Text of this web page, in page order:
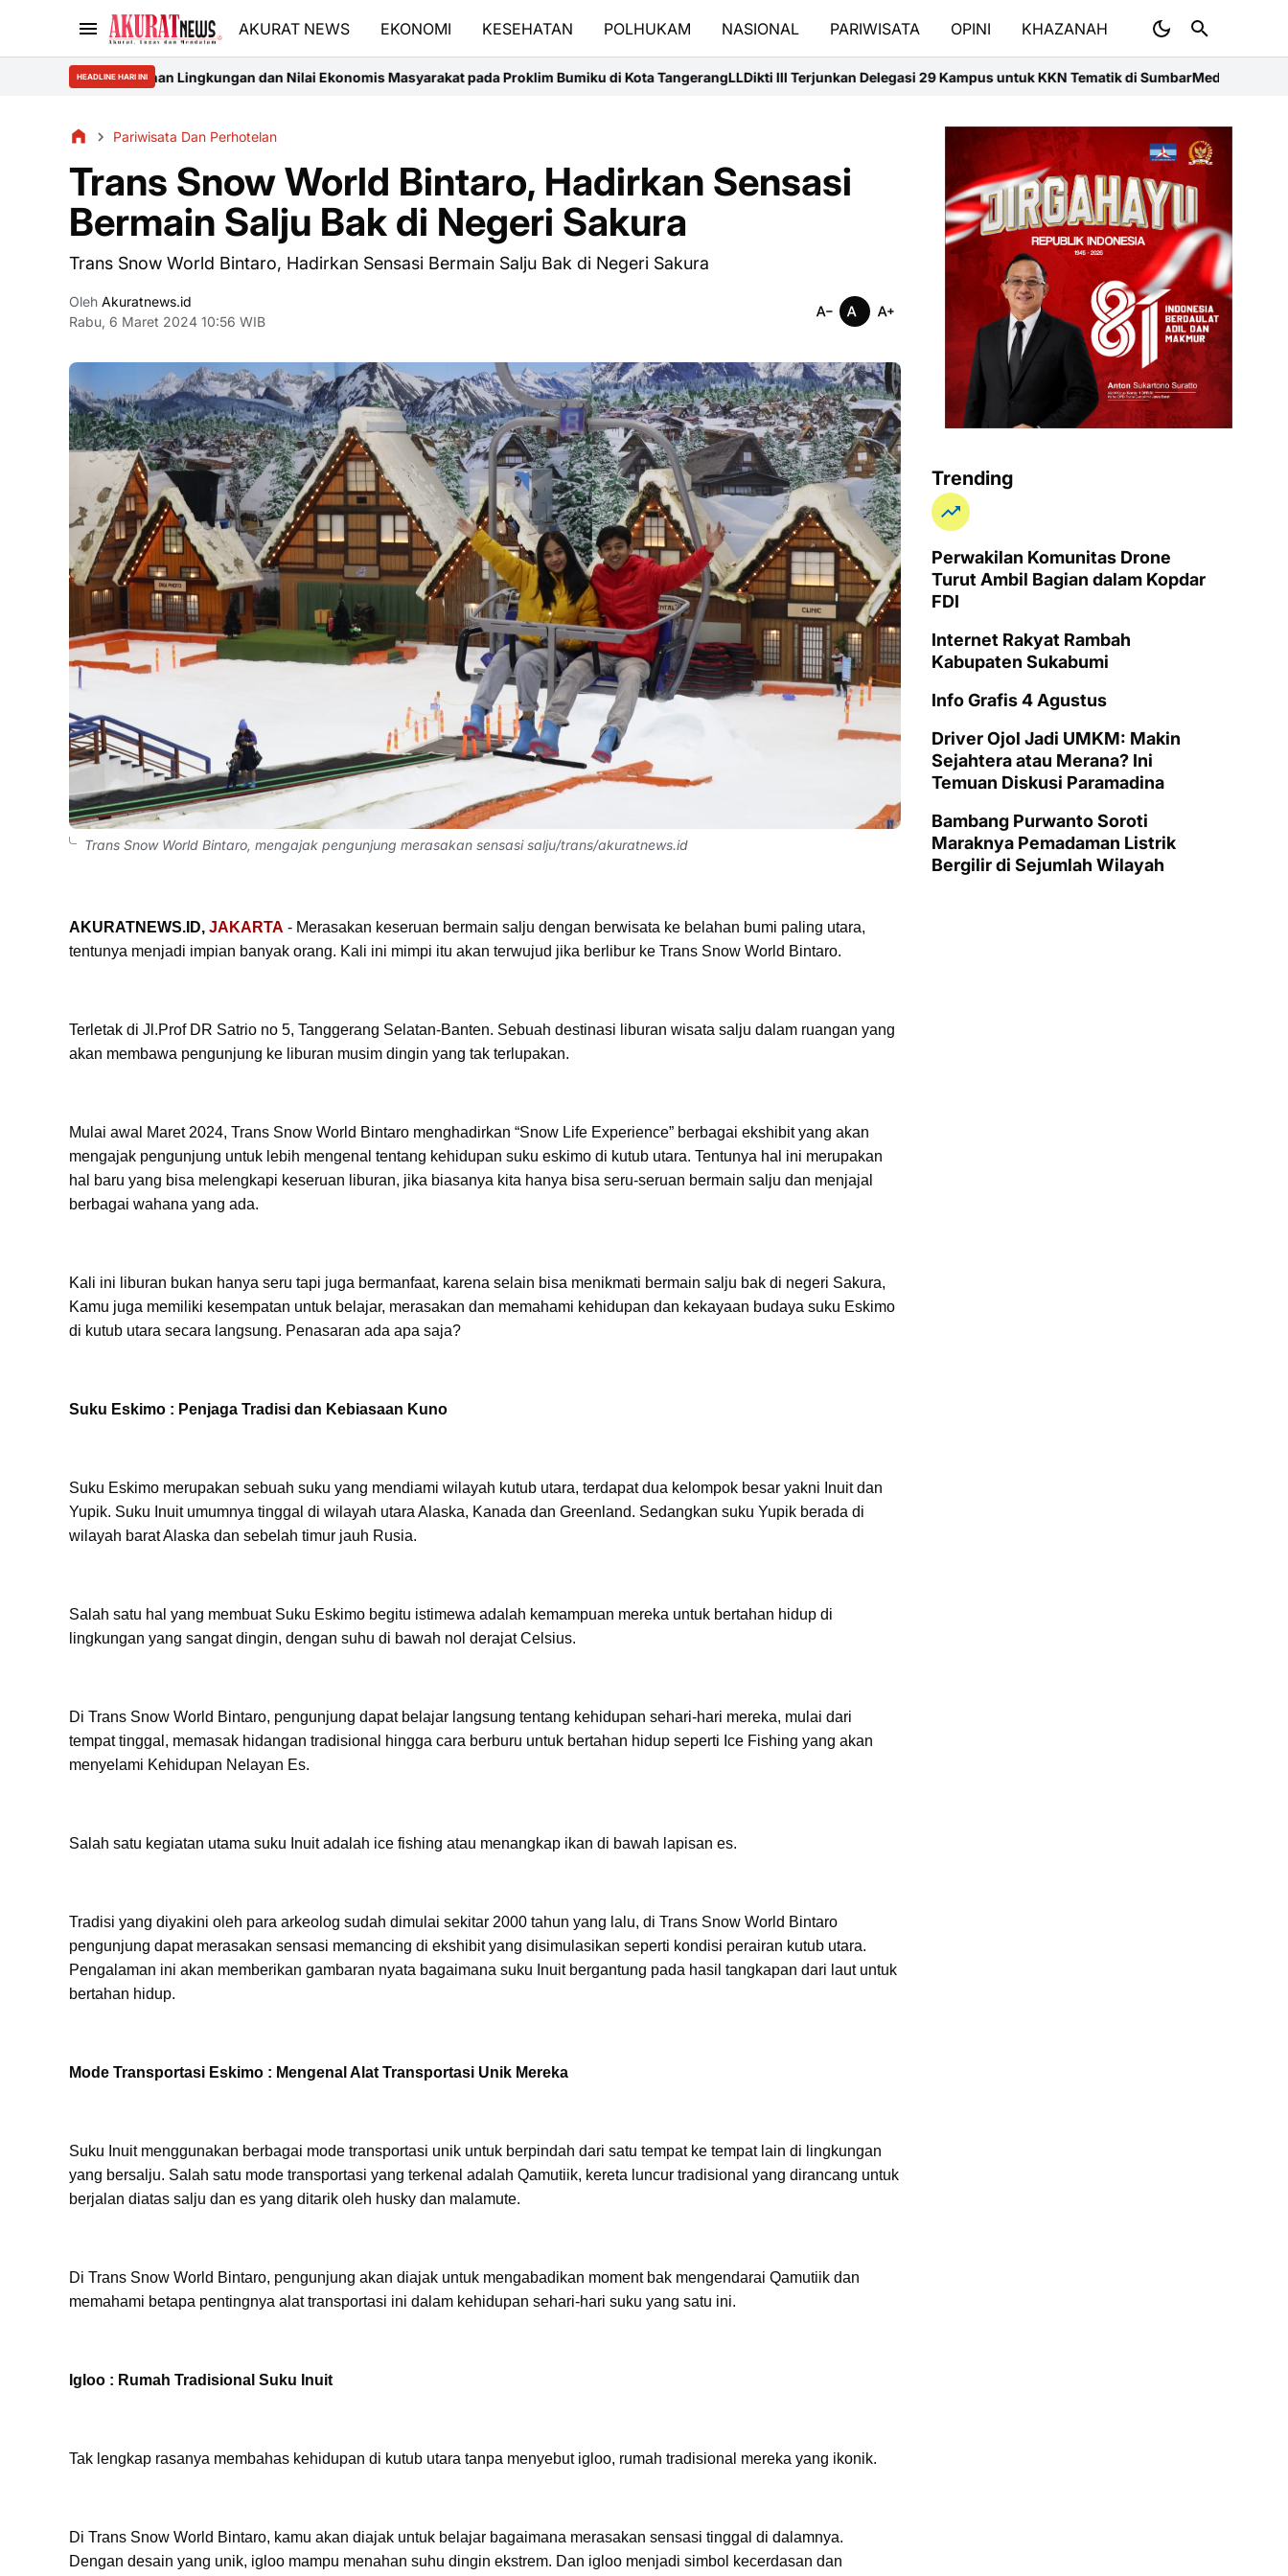
AKURAT NEWS EKONOMI KESEHATAN POLHUKAM NASIONAL PARIWISATA OPINI KHAZANAH
HEADLINE HARI INI
Lingkungan dan Nilai Ekonomis Masyarakat pada Proklim Bumiku di Kota Tangerang LLDikti III Terjunkan Delegasi 29 Kampus untuk KKN Tematik di SumbarMedan Jadi Laboratorium
Pariwisata Dan Perhotelan
Trans Snow World Bintaro, Hadirkan Sensasi
Bermain Salju Bak di Negeri Sakura
Trans Snow World Bintaro, Hadirkan Sensasi Bermain Salju Bak di Negeri Sakura
Oleh Akuratnews.id
Rabu, 6 Maret 2024 10:56 WIB
Trans Snow World Bintaro, mengajak pengunjung merasakan sensasi salju/trans/akuratnews.id
AKURATNEWS.ID, JAKARTA - Merasakan keseruan bermain salju dengan berwisata ke belahan bumi paling utara,
tentunya menjadi impian banyak orang. Kali ini mimpi itu akan terwujud jika berlibur ke Trans Snow World Bintaro.
Terletak di Jl.Prof DR Satrio no 5, Tanggerang Selatan-Banten. Sebuah destinasi liburan wisata salju dalam ruangan yang
akan membawa pengunjung ke liburan musim dingin yang tak terlupakan.
Mulai awal Maret 2024, Trans Snow World Bintaro menghadirkan “Snow Life Experience” berbagai ekshibit yang akan
mengajak pengunjung untuk lebih mengenal tentang kehidupan suku eskimo di kutub utara. Tentunya hal ini merupakan
hal baru yang bisa melengkapi keseruan liburan, jika biasanya kita hanya bisa seru-seruan bermain salju dan menjajal
berbagai wahana yang ada.
Kali ini liburan bukan hanya seru tapi juga bermanfaat, karena selain bisa menikmati bermain salju bak di negeri Sakura,
Kamu juga memiliki kesempatan untuk belajar, merasakan dan memahami kehidupan dan kekayaan budaya suku Eskimo
di kutub utara secara langsung. Penasaran ada apa saja?
Suku Eskimo : Penjaga Tradisi dan Kebiasaan Kuno
Suku Eskimo merupakan sebuah suku yang mendiami wilayah kutub utara, terdapat dua kelompok besar yakni Inuit dan
Yupik. Suku Inuit umumnya tinggal di wilayah utara Alaska, Kanada dan Greenland. Sedangkan suku Yupik berada di
wilayah barat Alaska dan sebelah timur jauh Rusia.
Salah satu hal yang membuat Suku Eskimo begitu istimewa adalah kemampuan mereka untuk bertahan hidup di
lingkungan yang sangat dingin, dengan suhu di bawah nol derajat Celsius.
Di Trans Snow World Bintaro, pengunjung dapat belajar langsung tentang kehidupan sehari-hari mereka, mulai dari
tempat tinggal, memasak hidangan tradisional hingga cara berburu untuk bertahan hidup seperti Ice Fishing yang akan
menyelami Kehidupan Nelayan Es.
Salah satu kegiatan utama suku Inuit adalah ice fishing atau menangkap ikan di bawah lapisan es.
Tradisi yang diyakini oleh para arkeolog sudah dimulai sekitar 2000 tahun yang lalu, di Trans Snow World Bintaro
pengunjung dapat merasakan sensasi memancing di ekshibit yang disimulasikan seperti kondisi perairan kutub utara.
Pengalaman ini akan memberikan gambaran nyata bagaimana suku Inuit bergantung pada hasil tangkapan dari laut untuk
bertahan hidup.
Mode Transportasi Eskimo : Mengenal Alat Transportasi Unik Mereka
Suku Inuit menggunakan berbagai mode transportasi unik untuk berpindah dari satu tempat ke tempat lain di lingkungan
yang bersalju. Salah satu mode transportasi yang terkenal adalah Qamutiik, kereta luncur tradisional yang dirancang untuk
berjalan diatas salju dan es yang ditarik oleh husky dan malamute.
Di Trans Snow World Bintaro, pengunjung akan diajak untuk mengabadikan moment bak mengendarai Qamutiik dan
memahami betapa pentingnya alat transportasi ini dalam kehidupan sehari-hari suku yang satu ini.
Igloo : Rumah Tradisional Suku Inuit
Tak lengkap rasanya membahas kehidupan di kutub utara tanpa menyebut igloo, rumah tradisional mereka yang ikonik.
Di Trans Snow World Bintaro, kamu akan diajak untuk belajar bagaimana merasakan sensasi tinggal di dalamnya.
Dengan desain yang unik, igloo mampu menahan suhu dingin ekstrem. Dan igloo menjadi simbol kecerdasan dan
Trending
Perwakilan Komunitas Drone
Turut Ambil Bagian dalam Kopdar
FDI
Internet Rakyat Rambah
Kabupaten Sukabumi
Info Grafis 4 Agustus
Driver Ojol Jadi UMKM: Makin
Sejahtera atau Merana? Ini
Temuan Diskusi Paramadina
Bambang Purwanto Soroti
Maraknya Pemadaman Listrik
Bergilir di Sejumlah Wilayah